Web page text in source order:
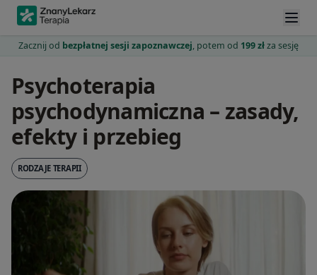
Zacznij od bezpłatnej sesji zapoznawczej, potem od 199 złza sesję
Psychoterapia
psychodynamiczna – zasady,
efekty i przebieg
RODZAJE TERAPII